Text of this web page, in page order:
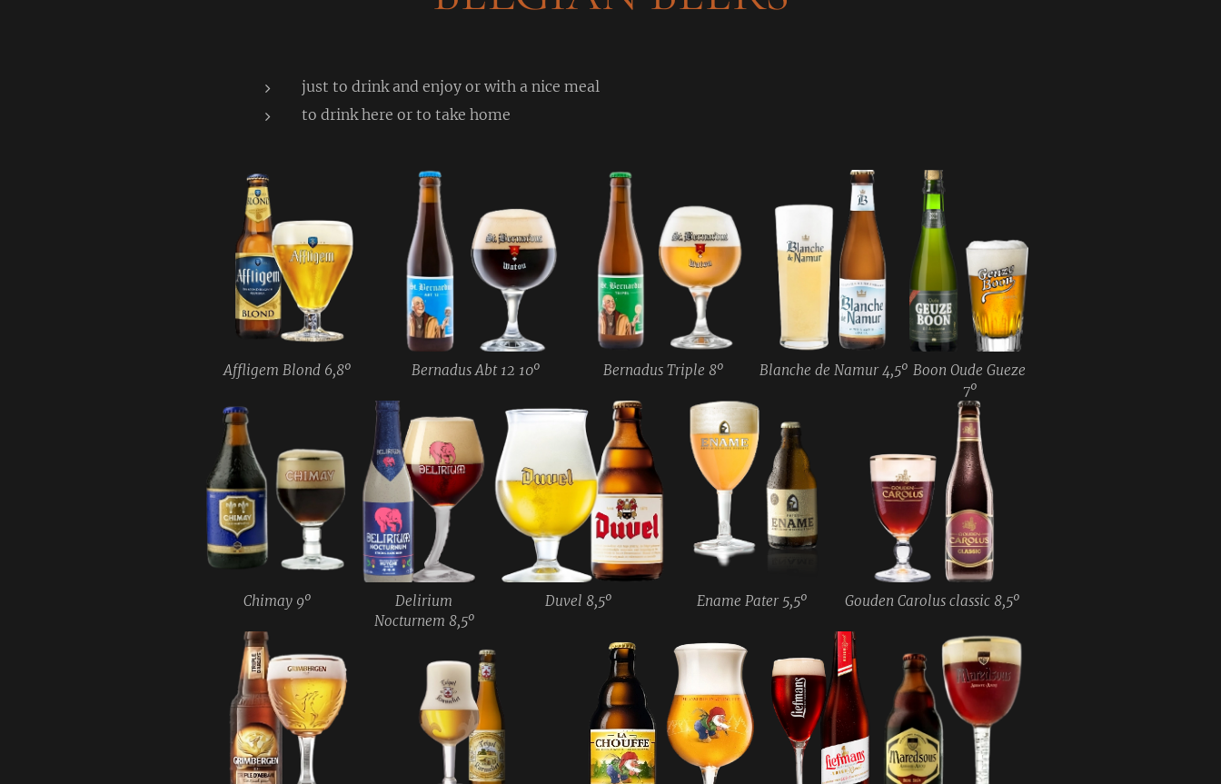
just to drink and enjoy or with a nice meal
to drink here or to take home
Affligem Blond 6,8º Bernadus Abt 12 10º Bernadus Triple 8º Blanche de Namur 4,5º Boon Oude Gueze
7º
Chimay 9º
Delirium
Nocturnem 8,5º
Duvel 8,5º Ename Pater 5,5º Gouden Carolus classic 8,5º